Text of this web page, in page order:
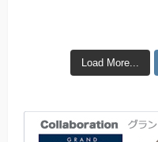
Load More...